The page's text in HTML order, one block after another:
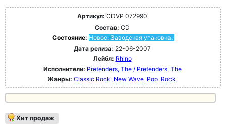
Артикул: CDVP 072990
Состав: CD
Состояние: Новое. Заводская упаковка.
Дата релиза: 22-06-2007
Лейбл: Rhino
Исполнители: Pretenders, The / Pretenders, The
Жанры: Classic Rock New Wave Pop Rock
Хит продаж